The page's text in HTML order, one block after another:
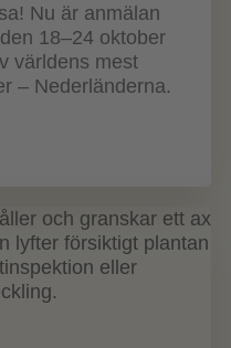
Nu är anmälan
18–24 oktober
världens mest
– Nederländerna.